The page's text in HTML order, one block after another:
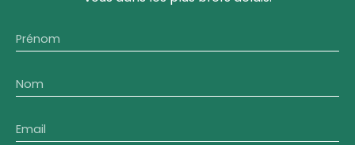
Prénom
Nom
Email